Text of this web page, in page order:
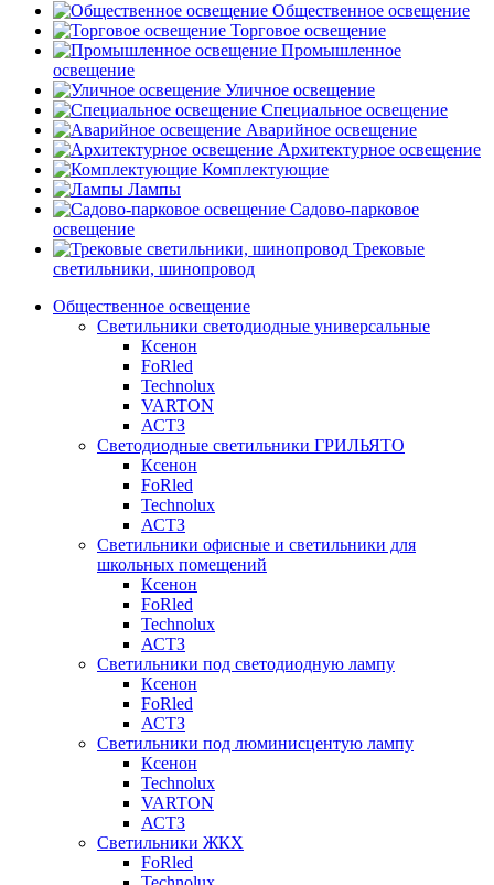
Общественное освещение
Торговое освещение
Промышленное
освещение
Уличное освещение
Специальное освещение
Аварийное освещение
Архитектурное освещение
Комплектующие
Лампы
Садово-парковое
освещение
Трековые
светильники, шинопровод
Общественное освещение
Светильники светодиодные универсальные
Ксенон
FoRled
Technolux
VARTON
АСТЗ
Светодиодные светильники ГРИЛЬЯТО
Ксенон
FoRled
Technolux
АСТЗ
Светильники офисные и светильники для
школьных помещений
Ксенон
FoRled
Technolux
АСТЗ
Светильники под светодиодную лампу
Ксенон
FoRled
АСТЗ
Светильники под люминисцентую лампу
Ксенон
Technolux
VARTON
АСТЗ
Светильники ЖКХ
FoRled